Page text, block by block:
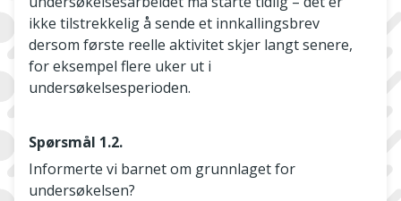
ikke tilstrekkelig å sende et innkallingsbrev
dersom første reelle aktivitet skjer langt senere,
for eksempel flere uker ut i
undersøkelsesperioden.
Spørsmål 1.2.
Informerte vi barnet om grunnlaget for
undersøkelsen?